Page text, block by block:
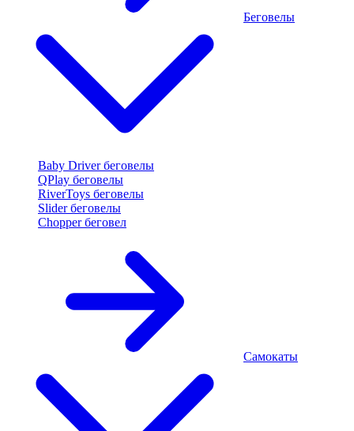
Беговелы
Baby Driver беговелы
QPlay беговелы
RiverToys беговелы
Slider беговелы
Chopper беговел
Самокаты